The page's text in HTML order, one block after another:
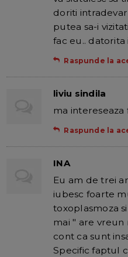
doriti
putea sa-i
fac eu..
Raspunde la
liviu sindila
ma
Raspunde la
INA
Eu am de trei
iubesc foarte
toxoplasmoza
mai " are vreun
cont ca sunt
Specific faptul